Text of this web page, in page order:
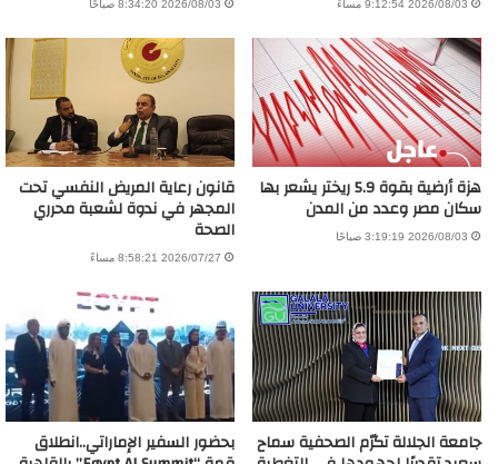
2026/08/03 9:12:54 مساءً 2026/08/03 8:34:20 صباحًا
هزة أرضية بقوة 5.9 ريختر يشعر بها
سكان مصر وعدد من المدن
2026/08/03 3:19:19 صباحًا
قانون رعاية المريض النفسي تحت
المجهر في ندوة لشعبة محرري
الصحة
2026/07/27 8:58:21 مساءً
جامعة الجلالة تكرّم الصحفية سماح بحضور السفير الإماراتي..انطلاق